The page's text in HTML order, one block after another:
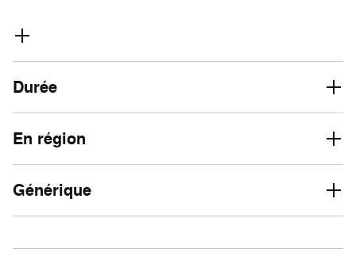
Durée
En région
Générique